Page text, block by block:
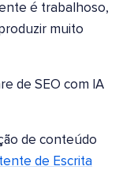
é trabalhoso,
muito
de SEO com IA
de conteúdo
de Escrita